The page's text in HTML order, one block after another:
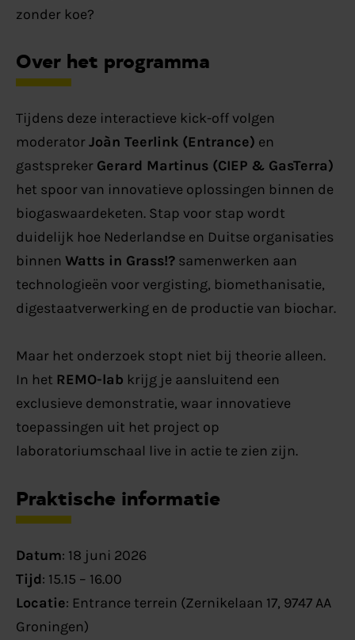
zonder koe?
Over het programma
Tijdens deze interactieve kick-off volgen
moderator Joàn Teerlink (Entrance) en
gastspreker Gerard Martinus (CIEP & GasTerra)
het spoor van innovatieve oplossingen binnen de
biogaswaardeketen. Stap voor stap wordt
duidelijk hoe Nederlandse en Duitse organisaties
binnen Watts in Grass!?samenwerken aan
technologieën voor vergisting, biomethanisatie,
digestaatverwerking en de productie van biochar.
Maar het onderzoek stopt niet bij theorie alleen.
In het REMO-lab krijg je aansluitend een
exclusieve demonstratie, waar innovatieve
toepassingen uit het project op
laboratoriumschaal live in actie te zien zijn.
Praktische informatie
Datum: 18 juni 2026
Tijd: 15.15 – 16.00
Locatie: Entrance terrein (Zernikelaan 17, 9747 AA
Groningen)